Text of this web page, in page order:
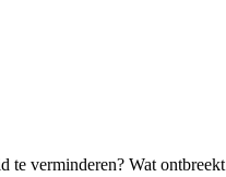
te verminderen? Wat ontbreekt